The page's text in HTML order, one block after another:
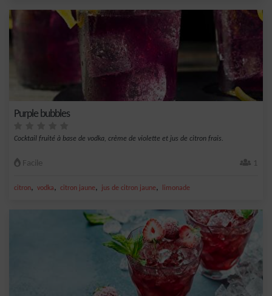
Purple bubbles
Cocktail fruité à base de vodka, crème de violette et jus de citron frais.
Facile 1
citron, vodka, citron jaune, jus de citron jaune, limonade